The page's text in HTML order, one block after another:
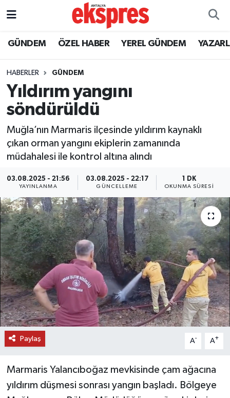
GÜNDEM ÖZEL HABER YEREL GÜNDEM
HABERLER GÜNDEM
Yıldırım yangını
söndürüldü
Muğla’nın Marmaris ilçesinde yıldırım kaynaklı
çıkan orman yangını ekiplerin zamanında
müdahalesi ile kontrol altına alındı
03.08.2025 - 21:56
YAYINLANMA
03.08.2025 - 22:17
GÜNCELLEME
1 DK
OKUNMA SÜRESI
Paylaş A- A+
Marmaris Yalancıboğaz mevkisinde çam ağacına
yıldırım düşmesi sonrası yangın başladı. Bölgeye
ÖZEL HABER
YEREL GÜNDEM
EKONOMİ
KÜLTÜR - SANAT
SİYASET
SAĞLIK
DÜNYA
EĞİTİM
TURİZM
RÖPORTAJ
YAZARLAR
Nöbetçi Eczaneler
Trafik Durumu
Süper Lig Puan Durumu ve Fikstür
Tüm Manşetler
Haber Arşivi